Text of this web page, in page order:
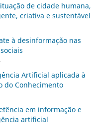
de cidade humana,
criativa e sustentável
à desinformação nas
Artificial aplicada à
do Conhecimento
em informação e
artificial